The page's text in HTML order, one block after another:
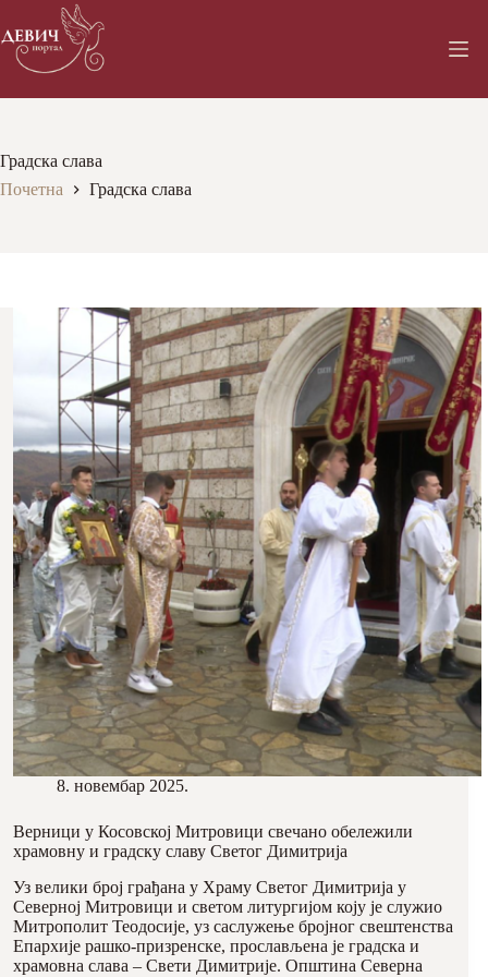
to
content
Градска слава
Почетна
Градска слава
8. новембар 2025.
Верници у Косовској Митровици свечано обележили
храмовну и градску славу Светог Димитрија
Уз велики број грађана у Храму Светог Димитрија у
Северној Митровици и светом литургијом коју је служио
Митрополит Теодосије, уз саслужење бројног свештенства
Епархије рашко-призренске, прослављена је градска и
храмовна слава – Свети Димитрије. Општина Северна